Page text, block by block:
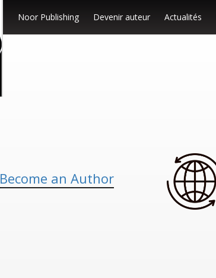
Noor Publishing Devenir auteur Actualités
Become an Author